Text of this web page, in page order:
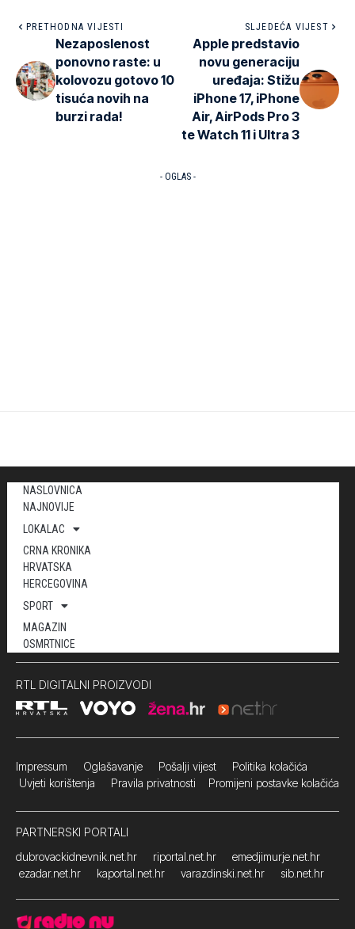
PRETHODNA VIJESTI
Nezaposlenost
ponovno raste: u
kolovozu gotovo 10
tisuća novih na
burzi rada!
SLJEDEĆA VIJEST
Apple predstavio
novu generaciju
uređaja: Stižu
iPhone 17, iPhone
Air, AirPods Pro 3
te Watch 11 i Ultra 3
- OGLAS -
NASLOVNICA
NAJNOVIJE
LOKALAC
CRNA KRONIKA
HRVATSKA
HERCEGOVINA
SPORT
MAGAZIN
OSMRTNICE
RTL DIGITALNI PROIZVODI
Impressum Oglašavanje Pošalji vijest Politika kolačića
Uvjeti korištenja Pravila privatnosti Promijeni postavke kolačića
PARTNERSKI PORTALI
dubrovackidnevnik.net.hr
riportal.net.hr
emedjimurje.net.hr
ezadar.net.hr
kaportal.net.hr varazdinski.net.hr sib.net.hr